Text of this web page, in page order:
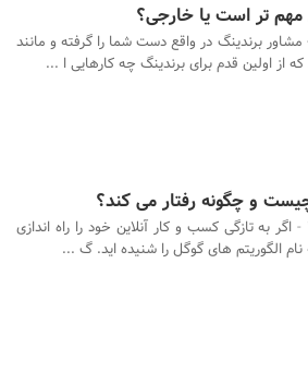
مهم تر است یا خارجی؟
مشاور برندینگ در واقع دست شما را گرفته و مانند
از اولین قدم برای برندینگ چه کارهایی ا ...
و چگونه رفتار می کند؟
اگر به تازگی کسب و کار آنلاین خود را راه اندازی
نام الگوریتم های گوگل را شنیده اید. گ ...